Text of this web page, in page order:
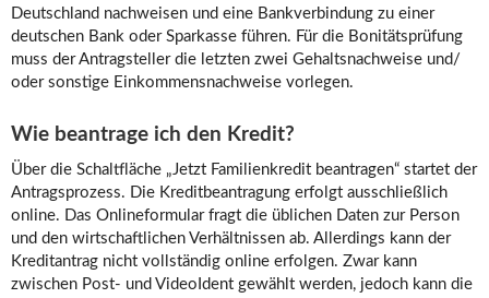
Deutschland nachweisen und eine Bankverbindung zu einer
deutschen Bank oder Sparkasse führen. Für die Bonitätsprüfung
muss der Antragsteller die letzten zwei Gehaltsnachweise und/
oder sonstige Einkommensnachweise vorlegen.
Wie beantrage ich den Kredit?
Über die Schaltfläche „Jetzt Familienkredit beantragen“ startet der
Antragsprozess. Die Kreditbeantragung erfolgt ausschließlich
online. Das Onlineformular fragt die üblichen Daten zur Person
und den wirtschaftlichen Verhältnissen ab. Allerdings kann der
Kreditantrag nicht vollständig online erfolgen. Zwar kann
zwischen Post- und VideoIdent gewählt werden, jedoch kann die